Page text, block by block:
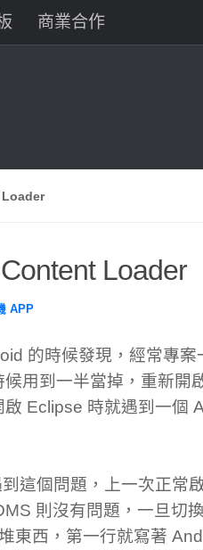
商業合作
Loader
APP
的時候發現，經常專案
用到一半當掉，重新開
Eclipse 時就遇到一個
這個問題，上一次正常
則沒有問題，一旦切
東西，第一行就寫著